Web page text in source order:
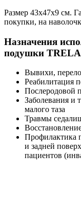
Размер 43х47х9 см.
покупки, на
Назначения
подушки
Вывихи,
Реабилитация
Послеродовой
Заболевания и
малого таза
Травмы
Профилактика
и задней
пациентов